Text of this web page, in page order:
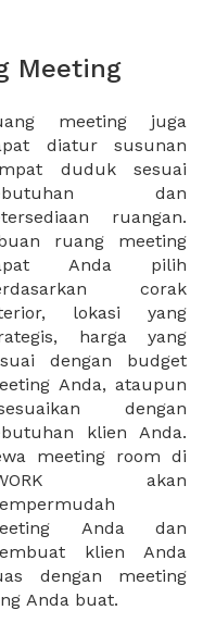
Meeting
Anda buat.